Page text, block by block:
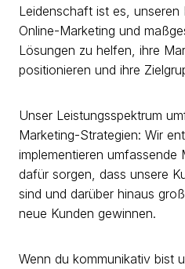
Leidenschaft ist es,
Online-Marketing und
Lösungen zu helfen, ihre
positionieren und ihre
Unser Leistungsspektrum
Marketing-Strategien: Wir
implementieren umfassende
dafür sorgen, dass unsere
sind und darüber hinaus
neue Kunden gewinnen.
Wenn du kommunikativ bist